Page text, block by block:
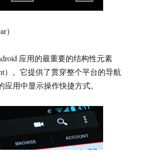
）
应用的最重要的结构性元素
）。它提供了贯穿整个平台的导航
用中显示操作快捷方式。